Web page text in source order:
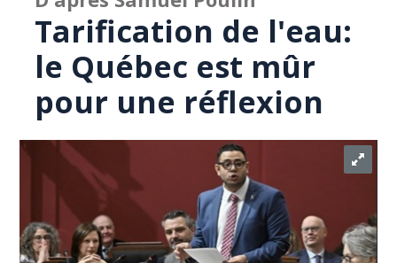
Tarification de l'eau:
le Québec est mûr
pour une réflexion